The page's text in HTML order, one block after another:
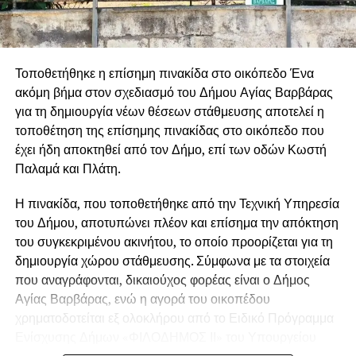
Τοποθετήθηκε η επίσημη πινακίδα στο οικόπεδο Ένα
ακόμη βήμα στον σχεδιασμό του Δήμου Αγίας Βαρβάρας
για τη δημιουργία νέων θέσεων στάθμευσης αποτελεί η
τοποθέτηση της επίσημης πινακίδας στο οικόπεδο που
έχει ήδη αποκτηθεί από τον Δήμο, επί των οδών Κωστή
Παλαμά και Πλάτη.
Η πινακίδα, που τοποθετήθηκε από την Τεχνική Υπηρεσία
του Δήμου, αποτυπώνει πλέον και επίσημα την απόκτηση
του συγκεκριμένου ακινήτου, το οποίο προορίζεται για τη
δημιουργία χώρου στάθμευσης. Σύμφωνα με τα στοιχεία
που αναγράφονται, δικαιούχος φορέας είναι ο Δήμος
Αγίας Βαρβάρας, ενώ η αγορά του οικοπέδου
χρηματοδοτείται εξ ολοκλήρου από το Ειδικό Πρόγραμμα